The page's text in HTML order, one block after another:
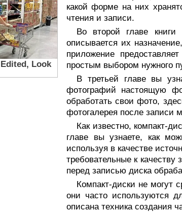
какой форме на них
чтения и записи.
Во второй главе
описывается их
приложение
простым выбором нужного
В третьей главе вы
фотографий настоящую
обработать свои фото,
фотогалерея после записи
Как известно, компакт-
главе вы узнаете, как
используя в качестве
требовательные к качеству
перед записью диска
Компакт-диски не могут
они часто используются
описана техника создания